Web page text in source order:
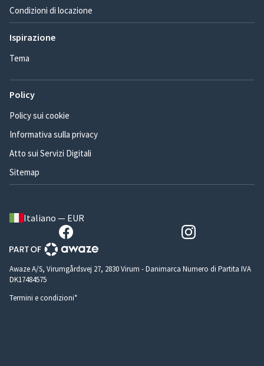
Condizioni di locazione
Ispirazione
Tema
Policy
Policy sui cookie
Informativa sulla privacy
Atto sui Servizi Digitali
Sitemap
Italiano — EUR
Awaze A/S, Virumgårdsvej 27, 2830 Virum - Danimarca Numero di Partita IVA
DK17484575
Termini e condizioni*